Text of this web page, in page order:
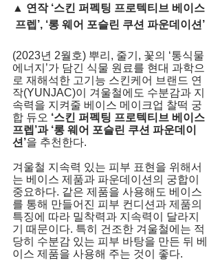
▲ 연작 ‘스킨 퍼펙팅 프로텍티브 베이스
프렙’, ‘롱 웨어 포슬린 쿠션 파운데이션’
(2023년 2월호) 뿌리, 줄기, 꽃의 ‘통식물
에너지’가 담긴 식물 원료를 현대 과학으
로 재해석한 고기능 스킨케어 브랜드 연
작(YUNJAC)이 겨울철에도 수분감과 지
속력을 지켜줄 베이스 메이크업 찰떡 궁
합 듀오 ‘스킨 퍼펙팅 프로텍티브 베이스
프렙’과 ‘롱 웨어 포슬린 쿠션 파운데이
션’을 추천한다.
겨울철 지속력 있는 피부 표현을 위해서
는 베이스 제품과 파운데이션의 궁합이
중요하다. 같은 제품을 사용해도 베이스
를 통해 만들어진 피부 컨디션과 제품의
특징에 따라 밀착력과 지속력이 달라지
기 때문이다. 특히 건조한 겨울철에는 적
당히 수분감 있는 피부 바탕을 만든 뒤 베
이스 제품을 사용해 주는 것이 좋다.